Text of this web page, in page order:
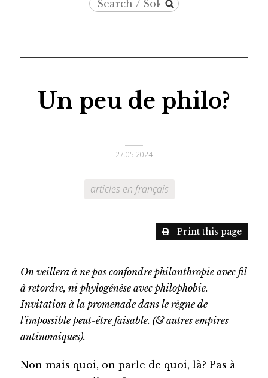
SearchSearch
Un peu de philo?
27.05.2024
articles en français
Print this page
On veillera à ne pas confondre philanthropie avec fil
à retordre, ni phylogénèse avec philophobie.
Invitation à la promenade dans le règne de
l'impossible peut-être faisable. (& autres empires
antinomiques).
Non mais quoi, on parle de quoi, là? Pas à